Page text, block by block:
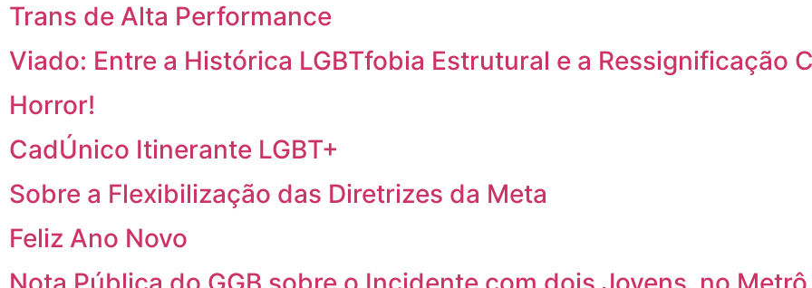
Trans de Alta Performance
Viado: Entre a Histórica LGBTfobia Estrutural e a Ressignificação
Horror!
CadÚnico Itinerante LGBT+
Sobre a Flexibilização das Diretrizes da Meta
Feliz Ano Novo